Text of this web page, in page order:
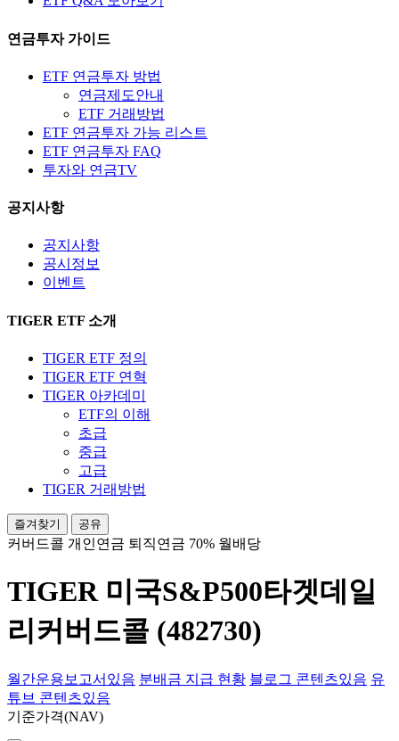
연금투자 가이드
ETF 연금투자 방법
연금제도안내
ETF 거래방법
ETF 연금투자 가능 리스트
ETF 연금투자 FAQ
투자와 연금TV
공지사항
공지사항
공시정보
이벤트
TIGER ETF 소개
TIGER ETF 정의
TIGER ETF 연혁
TIGER 아카데미
ETF의 이해
초급
중급
고급
TIGER 거래방법
즐겨찾기 공유
커버드콜 개인연금 퇴직연금 70% 월배당
TIGER 미국S&P500타겟데일
리커버드콜 (482730)
월간운용보고서 있음 분배금 지급 현황 블로그 콘텐츠있음 유
튜브 콘텐츠있음
기준가격(NAV)